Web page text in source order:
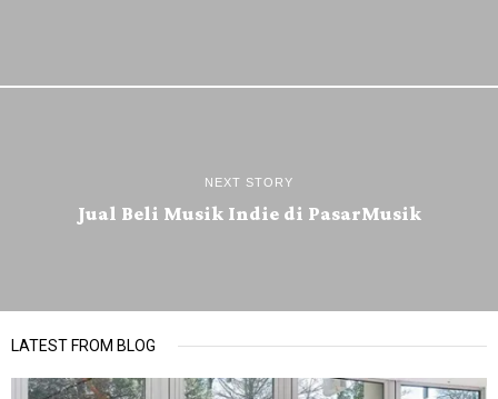
NEXT STORY
Jual Beli Musik Indie di PasarMusik
LATEST FROM BLOG